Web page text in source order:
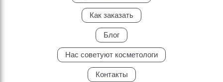
Как заказать
Блог
Нас советуют косметологи
Контакты